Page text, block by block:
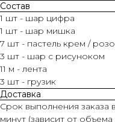
Состав
1 шт - шар цифра
1 шт - шар мишка
7 шт - пастель крем /
3 шт - шар с рисуноком
11 м - лента
3 шт - грузик
Доставка
Срок выполнения заказа
минут (зависит от